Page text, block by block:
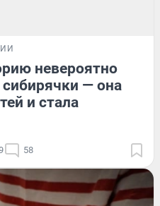
невероятно
— она
и стала
58